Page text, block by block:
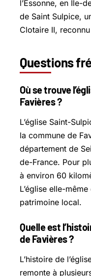
l’Essonne, en Île-
de Saint Sulpice,
Clotaire II,
Questions
Où se trouve
Favières ?
L’église Saint-
la commune de
département de
de-France. Pour
à environ 60
L’église elle-
patrimoine local.
Quelle est
de Favières ?
L’histoire de
remonte à